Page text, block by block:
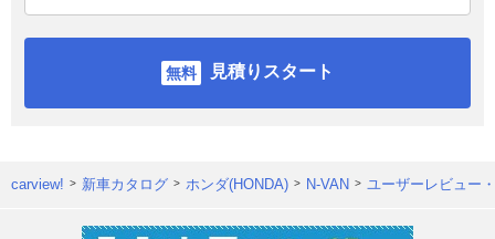
見積りスタート
carview! 新車カタログ ホンダ(HONDA) N-VAN ユーザーレビュー